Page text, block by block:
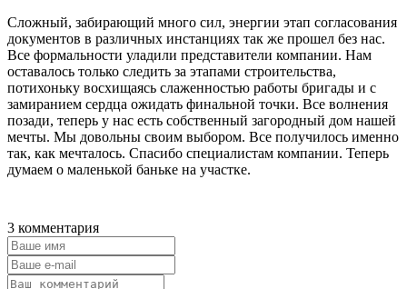
Сложный, забирающий много сил, энергии этап согласования
документов в различных инстанциях так же прошел без нас.
Все формальности уладили представители компании. Нам
оставалось только следить за этапами строительства,
потихоньку восхищаясь слаженностью работы бригады и с
замиранием сердца ожидать финальной точки. Все волнения
позади, теперь у нас есть собственный загородный дом нашей
мечты. Мы довольны своим выбором. Все получилось именно
так, как мечталось. Спасибо специалистам компании. Теперь
думаем о маленькой баньке на участке.
3 комментария